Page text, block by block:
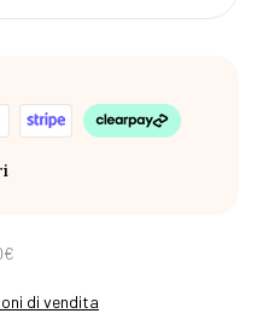
di vendita